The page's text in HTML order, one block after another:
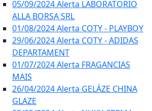
05/09/2024 Alerta LABORATORIO
ALLA BORSA SRL
01/08/2024 Alerta COTY - PLAYBOY
29/06/2024 Alerta COTY - ADIDAS
DEPARTAMENT
01/07/2024 Alerta FRAGANCIAS
MAIS
26/04/2024 Alerta GELÁZE CHINA
GLAZE